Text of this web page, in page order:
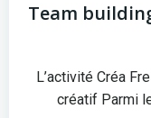
Team
L’activité Créa
créatif Parmi